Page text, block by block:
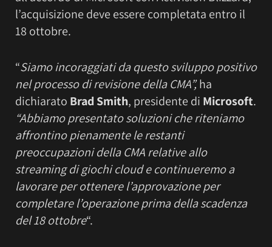
l’acquisizione deve essere completata entro il
18 ottobre.
“Siamo incoraggiati da questo sviluppo positivo
nel processo di revisione della CMA”,ha
dichiarato Brad Smith, presidente di Microsoft.
“Abbiamo presentato soluzioni che riteniamo
affrontino pienamente le restanti
preoccupazioni della CMA relative allo
streaming di giochi cloud e continueremo a
lavorare per ottenere l’approvazione per
completare l’operazione prima della scadenza
del 18 ottobre“.